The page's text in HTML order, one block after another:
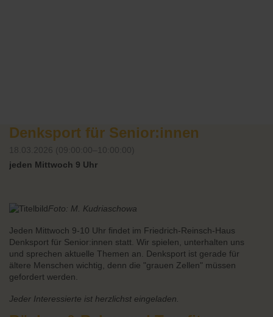
Denksport für Senior:innen
18.03.2026 (09:00:00–10:00:00)
jeden Mittwoch 9 Uhr
Foto: M. Kudriaschowa
Jeden Mittwoch 9-10 Uhr findet im Friedrich-Reinsch-Haus
Denksport für Senior:innen statt. Wir spielen, unterhalten uns
und sprechen aktuelle Themen an. Denksport ist gerade für
ältere Menschen wichtig, denn die "grauen Zellen" müssen
gefordert werden.
Jeder Interessierte ist herzlichst eingeladen.